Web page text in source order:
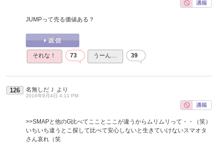
JUMPって売る価値ある？
それな！ 73 うーん… 39
126 名無しだＪ より
2016年9月4日 4:11 PM
>>SMAPと他のG比べてこことここが違うからムリムリって・・（笑）
いちいち違うとこ探して比べて安心しないと生きていけないスマオタ
さん哀れ（笑